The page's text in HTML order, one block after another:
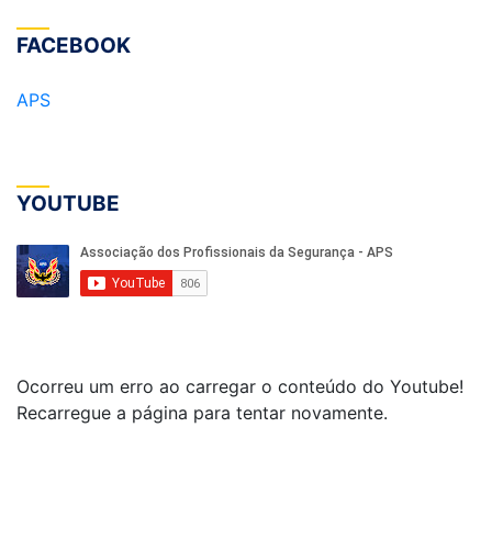
FACEBOOK
APS
YOUTUBE
Ocorreu um erro ao carregar o conteúdo do Youtube!
Recarregue a página para tentar novamente.